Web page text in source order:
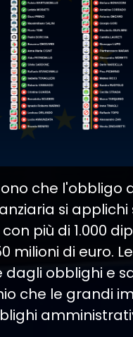
che l'obbligo
si applichi
più di 1.000
milioni di euro.
dagli obblighi e
che le grandi